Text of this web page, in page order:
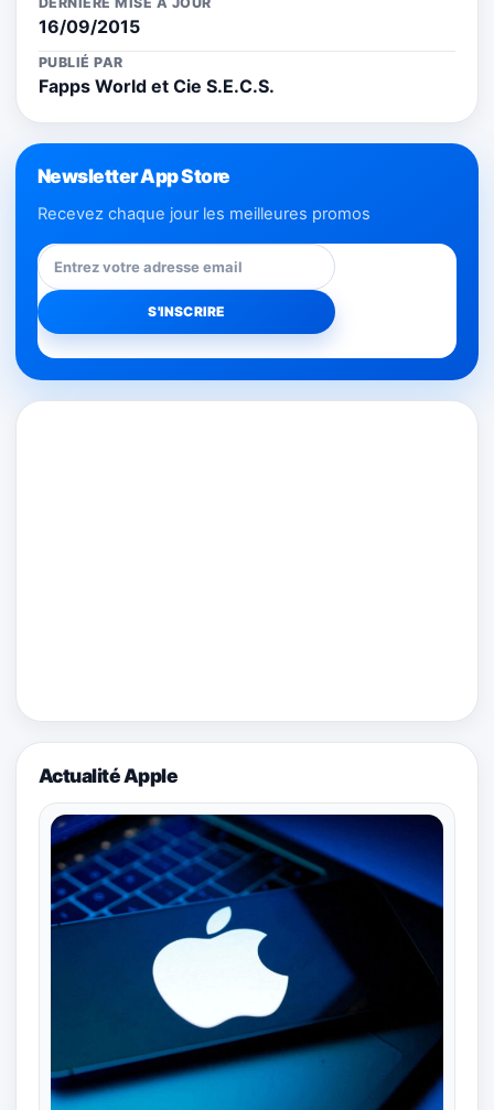
16/09/2015
PUBLIÉ PAR
Fapps World et Cie S.E.C.S.
Newsletter App Store
Recevez chaque jour les meilleures promos
Actualité Apple